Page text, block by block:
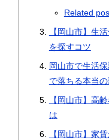
Related
【岡山市】生
を探すコツ
岡山市で生活
で落ちる本当
【岡山市】高
は
【岡山市】家